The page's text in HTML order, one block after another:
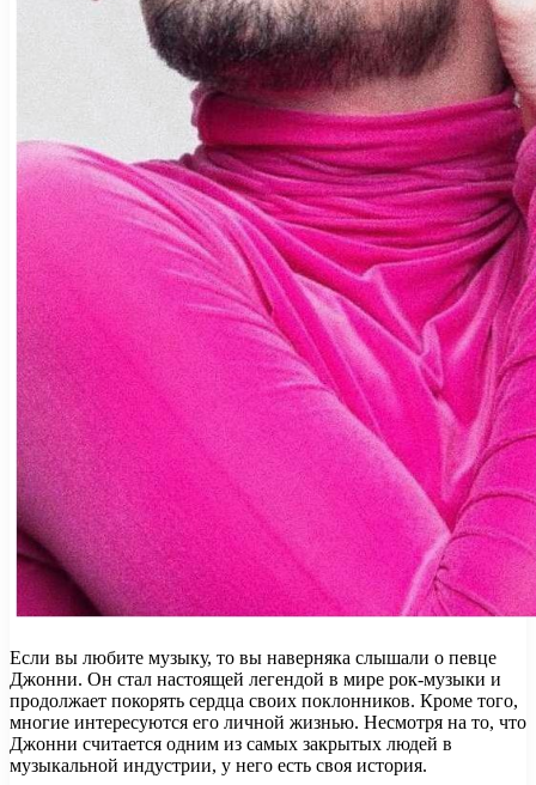
Если вы любите музыку, то вы наверняка слышали о певце
Джонни. Он стал настоящей легендой в мире рок-музыки и
продолжает покорять сердца своих поклонников. Кроме того,
многие интересуются его личной жизнью. Несмотря на то, что
Джонни считается одним из самых закрытых людей в
музыкальной индустрии, у него есть своя история.